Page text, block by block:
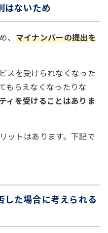
はないため
、 マイナンバーの提出を
スを受けられなくなった
もらえなくなったりな
ィを受けることはありま
ットはあります。下記で
した場合に考えられる